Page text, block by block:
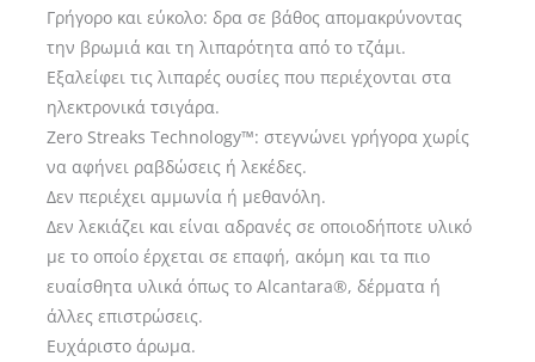
Γρήγορο και εύκολο: δρα σε βάθος απομακρύνοντας
την βρωμιά και τη λιπαρότητα από το τζάμι.
Eξαλείφει τις λιπαρές ουσίες που περιέχονται στα
ηλεκτρονικά τσιγάρα.
Zero Streaks Technology™: στεγνώνει γρήγορα χωρίς
να αφήνει ραβδώσεις ή λεκέδες.
Δεν περιέχει αμμωνία ή μεθανόλη.
Δεν λεκιάζει και είναι αδρανές σε οποιοδήποτε υλικό
με το οποίο έρχεται σε επαφή, ακόμη και τα πιο
ευαίσθητα υλικά όπως το Alcantara®, δέρματα ή
άλλες επιστρώσεις.
Ευχάριστο άρωμα.